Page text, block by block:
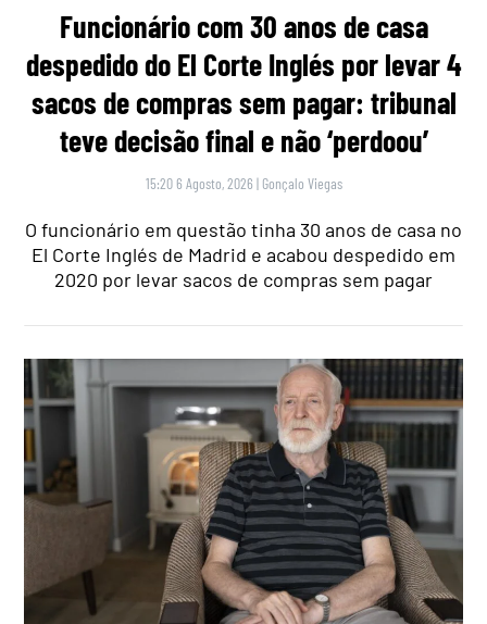
Funcionário com 30 anos de casa
despedido do El Corte Inglés por levar 4
sacos de compras sem pagar: tribunal
teve decisão final e não ‘perdoou’
15:20 6 Agosto, 2026 | Gonçalo Viegas
O funcionário em questão tinha 30 anos de casa no
El Corte Inglés de Madrid e acabou despedido em
2020 por levar sacos de compras sem pagar